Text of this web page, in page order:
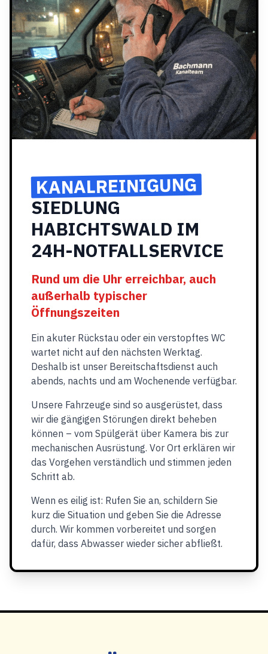
KANALREINIGUNG
SIEDLUNG
HABICHTSWALD IM
24H-NOTFALLSERVICE
Rund um die Uhr erreichbar, auch
außerhalb typischer
Öffnungszeiten
Ein akuter Rückstau oder ein verstopftes WC
wartet nicht auf den nächsten Werktag.
Deshalb ist unser Bereitschaftsdienst auch
abends, nachts und am Wochenende verfügbar.
Unsere Fahrzeuge sind so ausgerüstet, dass
wir die gängigen Störungen direkt beheben
können – vom Spülgerät über Kamera bis zur
mechanischen Ausrüstung. Vor Ort erklären wir
das Vorgehen verständlich und stimmen jeden
Schritt ab.
Wenn es eilig ist: Rufen Sie an, schildern Sie
kurz die Situation und geben Sie die Adresse
durch. Wir kommen vorbereitet und sorgen
dafür, dass Abwasser wieder sicher abfließt.